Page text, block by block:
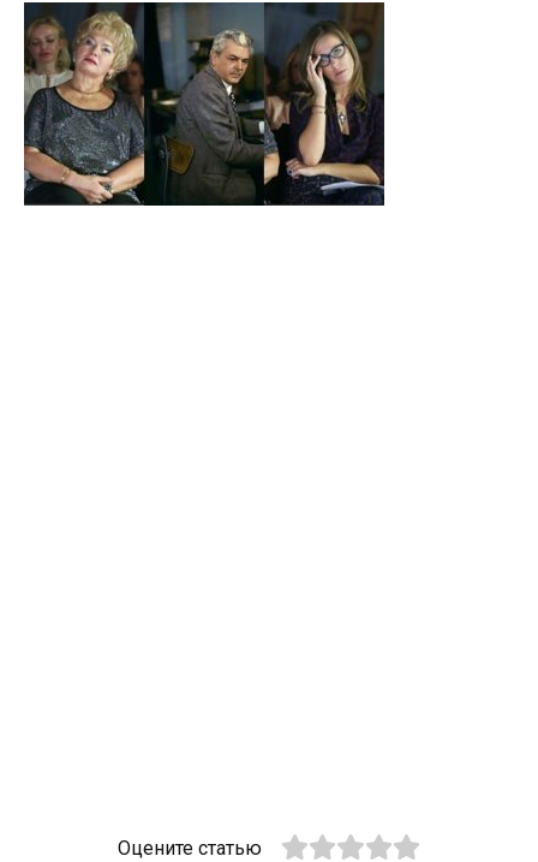
Оцените статью